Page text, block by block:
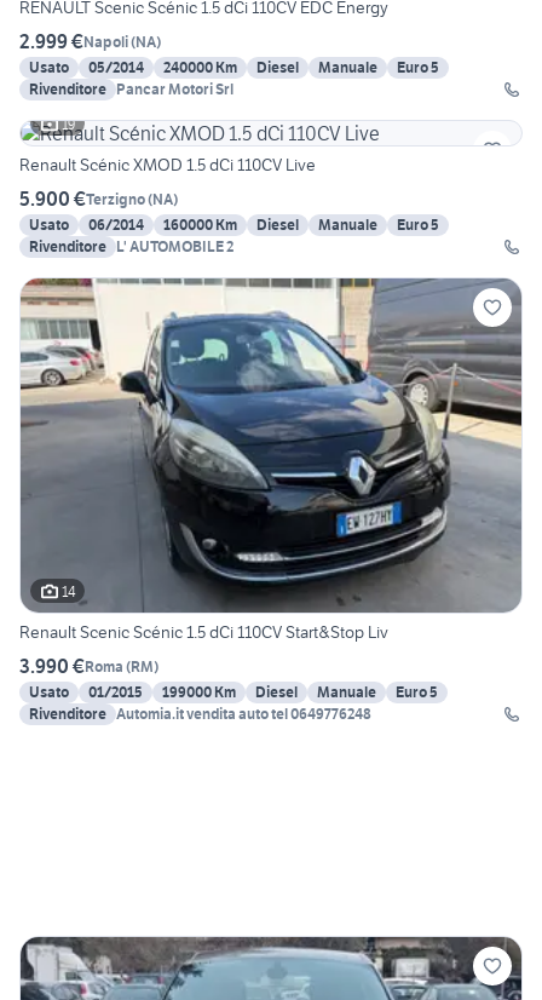
RENAULT Scenic Scénic 1.5 dCi 110CV EDC Energy
2.999 €Napoli(NA)
Usato
05/2014 240000 Km Diesel Manuale
Euro 5
Rivenditore Pancar Motori Srl
19
Renault Scénic XMOD 1.5 dCi 110CV Live
5.900 €Terzigno(NA)
Usato
06/2014 160000 Km Diesel Manuale
Euro 5
Rivenditore L' AUTOMOBILE 2
14
Renault Scenic Scénic 1.5 dCi 110CV Start&Stop Liv
3.990 €Roma (RM)
Usato
01/2015 199000 Km Diesel Manuale
Euro 5
Rivenditore Automia.it vendita auto tel 0649776248